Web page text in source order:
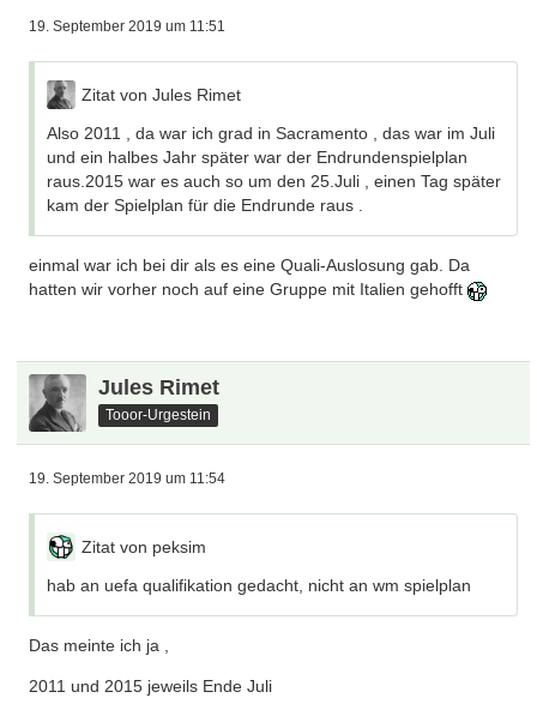
19. September 2019 um 11:51
Zitat von Jules Rimet
Also 2011 , da war ich grad in Sacramento , das war im Juli
und ein halbes Jahr später war der Endrundenspielplan
raus.2015 war es auch so um den 25.Juli , einen Tag später
kam der Spielplan für die Endrunde raus .
einmal war ich bei dir als es eine Quali-Auslosung gab. Da
hatten wir vorher noch auf eine Gruppe mit Italien gehofft
Jules Rimet
Tooor-Urgestein
19. September 2019 um 11:54
Zitat von peksim
hab an uefa qualifikation gedacht, nicht an wm spielplan
Das meinte ich ja ,
2011 und 2015 jeweils Ende Juli